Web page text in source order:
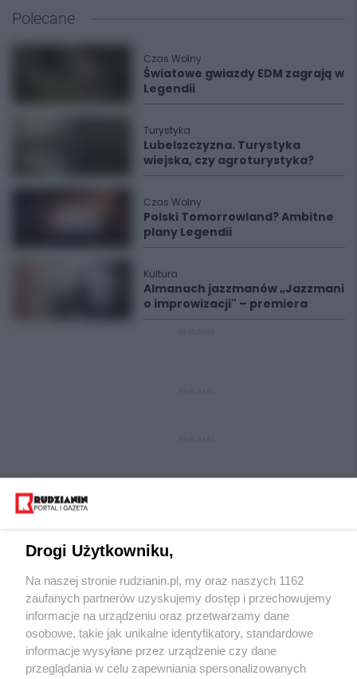
Polecane
Czas Wolny
Światowe gwiazdy EDM zagrają w
Legendii
Turystyka
Lubelszczyzna. Turystyka
wiejska, czy agroturystyka?
Czas Wolny
Polski Tomorrowland? Ambitne
plany Legendii
Kultura
Almanach jazzmanów „Jazzmani
o improwizacji" – premiera
Wydawca mediów lokalnych
Drogi Użytkowniku,
Na naszej stronie rudzianin.pl, my oraz naszych 1162
zaufanych partnerów uzyskujemy dostęp i przechowujemy
informacje na urządzeniu oraz przetwarzamy dane
osobowe, takie jak unikalne identyfikatory, standardowe
informacje wysyłane przez urządzenie czy dane
przeglądania w celu zapewniania spersonalizowanych